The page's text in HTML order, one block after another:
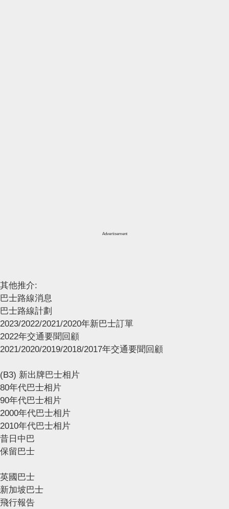
Advertisement
其他推介:
巴士路線消息
巴士路線計劃
2023/2022/2021/2020年新巴士訂單
2022年交通要聞回顧
2021/2020/2019/2018/2017年交通要聞回顧
(B3) 新出牌巴士相片
80年代巴士相片
90年代巴士相片
2000年代巴士相片
2010年代巴士相片
昔日中巴
保留巴士
英國巴士
新加坡巴士
飛行報告